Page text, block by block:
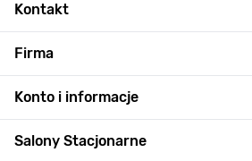
Kontakt
Firma
Konto i informacje
Salony Stacjonarne